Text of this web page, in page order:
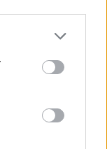
or more Google
You may click to
party tags to
in below Google
και μην
άλλον
σχετικά
αντιληφθεί